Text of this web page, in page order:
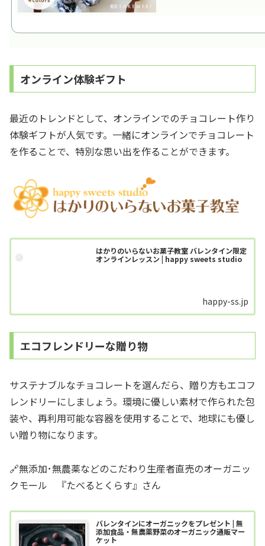
オンライン体験ギフト
最近のトレンドとして、オンラインでのチョコレート作り
体験ギフトが人気です。一緒にオンラインでチョコレート
を作ることで、特別な思い出を作ることができます。
はかりのいらないお菓子教室 バレンタイン限定
オンラインレッスン | happy sweets studio
happy-ss.jp
エコフレンドリーな贈り物
サステナブルなチョコレートを選んだら、贈り方もエコフ
レンドリーにしましょう。環境に優しい素材で作られた包
装や、再利用可能な容器を使用することで、地球にも優し
い贈り物になります。
🔗無添加･無農薬などのこだわり生産者直売のオーガニッ
クモール 『たべるとくらす』さん
バレンタインにオーガニックをプレゼント | 無
添加食品・無農薬野菜のオーガニック通販マー
ケット